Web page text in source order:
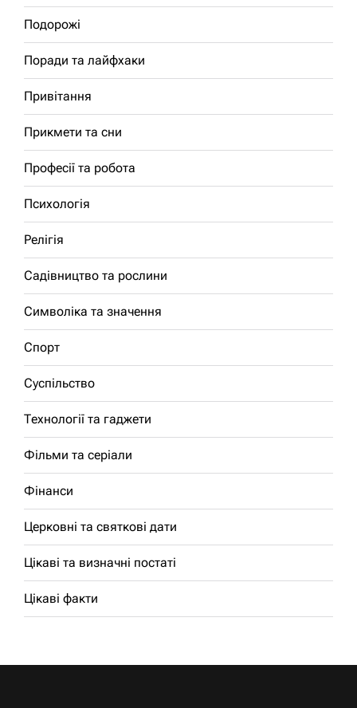
Подорожі
Поради та лайфхаки
Привітання
Прикмети та сни
Професії та робота
Психологія
Релігія
Садівництво та рослини
Символіка та значення
Спорт
Суспільство
Технології та гаджети
Фільми та серіали
Фінанси
Церковні та святкові дати
Цікаві та визначні постаті
Цікаві факти